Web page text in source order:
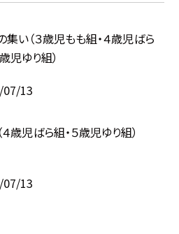
集い（３歳児もも組・４歳児ばら
児ゆり組）
07/13
歳児ばら組・５歳児ゆり組）
07/13